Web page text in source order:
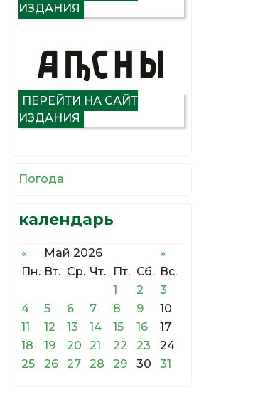
ИЗДАНИЯ
ПЕРЕЙТИ НА САЙТ
ИЗДАНИЯ
Погода
календарь
« Май 2026
»
Пн. Вт. Ср. Чт. Пт. Сб. Вс.
1
2
3
4
5 6 7 8 9
10
11
12 13 14 15 16
17
18
19 20 21 22 23
24
25
26 27 28 29 30 31